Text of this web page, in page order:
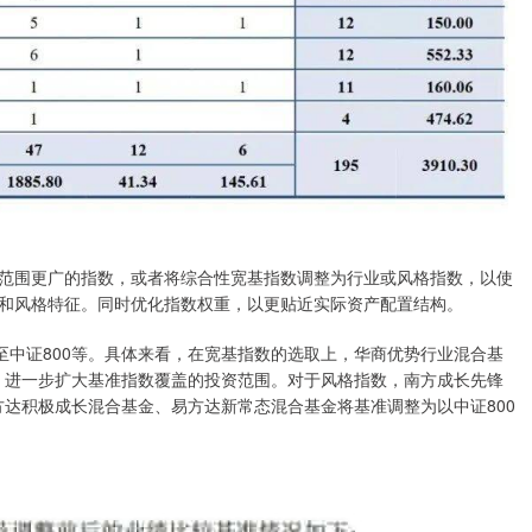
广的指数，或者将综合性宽基指数调整为行业或风格指数，以使
格特征。同时优化指数权重，以更贴近实际资产配置结构。
800等。具体来看，在宽基指数的选取上，华商优势行业混合基
一步扩大基准指数覆盖的投资范围。对于风格指数，南方成长先锋
积极成长混合基金、易方达新常态混合基金将基准调整为以中证800